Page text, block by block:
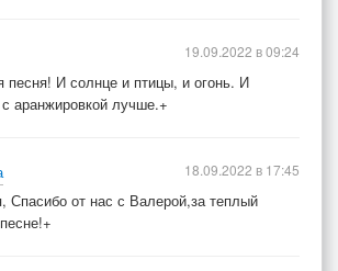
песня! И солнце и птицы, и огонь. И
аранжировкой лучше.+
19.09.2022 в 09:24
Спасибо от нас с Валерой,за теплый
18.09.2022 в 17:45